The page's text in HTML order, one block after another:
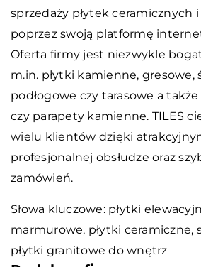
sprzedaży płytek ceramicznych
poprzez swoją platformę
Oferta firmy jest niezwykle
m.in. płytki kamienne, gresowe,
podłogowe czy tarasowe a
czy parapety kamienne. TILES
wielu klientów dzięki
profesjonalnej obsłudze oraz
zamówień.
Słowa kluczowe: płytki
marmurowe, płytki ceramiczne,
płytki granitowe do wnętrz